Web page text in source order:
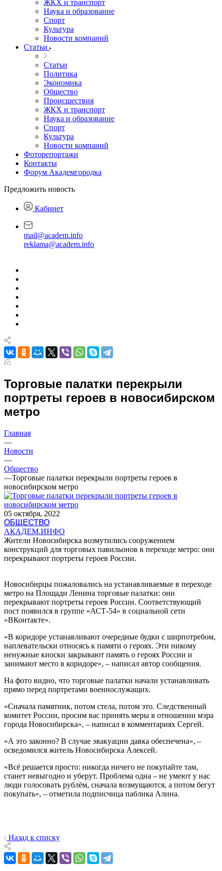
ЖКХ и транспорт
Наука и образование
Спорт
Культура
Новости компаний
Статьи
Статьи
Политика
Экономика
Общество
Происшествия
ЖКХ и транспорт
Наука и образование
Спорт
Культура
Новости компаний
Фоторепортажи
Контакты
Форум Академгородка
Предложить новость
Кабинет
mail@academ.info
reklama@academ.info
Торговые палатки перекрыли
портреты героев в новосибирском
метро
Главная
—
Новости
—
Общество
—Торговые палатки перекрыли портреты героев в
новосибирском метро
05 октября, 2022
ОБЩЕСТВО
АКАДЕМ.ИНФО
Жители Новосибирска возмутились сооружением
конструкций для торговых павильонов в переходе метро: они
перекрывают портреты героев России.
Новосибирцы пожаловались на устанавливаемые в переходе
метро на Площади Ленина торговые палатки: они
перекрывают портреты героев России. Соответствующий
пост появился в группе «АСТ-54» в социальной сети
«ВКонтакте».
«В коридоре устанавливают очередные будки с ширпотребом,
наплевательски относясь к памяти о героях. Эти никому
ненужные киоски закрывают память о героях России и
занимают место в коридоре», – написал автор сообщения.
На фото видно, что торговые палатки начали устанавливать
прямо перед портретами военнослужащих.
«Сначала памятник, потом стела, потом это. Следственный
комитет России, просим вас принять меры в отношении мэра
города Новосибирска», – написал в комментариях Сергей.
«А это законно? В случае эвакуации давка обеспечена», –
осведомился житель Новосибирска Алексей.
«Всё решается просто: никогда ничего не покупайте там,
станет невыгодно и уберут. Проблема одна – не умеют у нас
люди голосовать рублём, сначала возмущаются, а потом бегут
покупать», – отметила подписчица паблика Алина.
Назад к списку